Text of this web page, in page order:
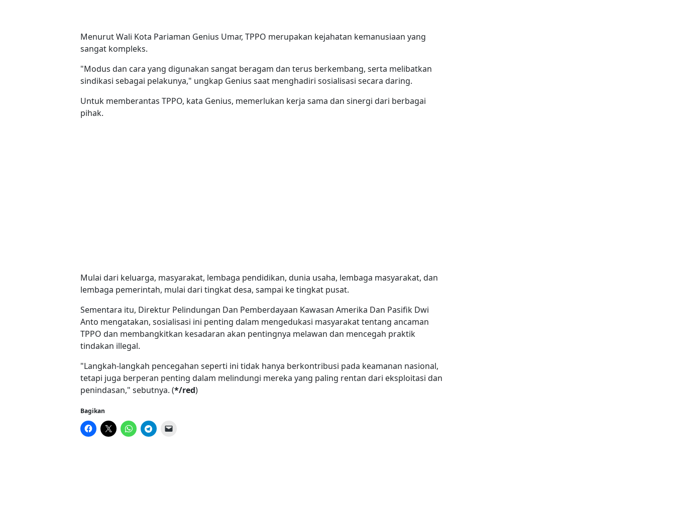
Menurut Wali Kota Pariaman Genius Umar, TPPO merupakan kejahatan kemanusiaan yang
sangat kompleks.
"Modus dan cara yang digunakan sangat beragam dan terus berkembang, serta melibatkan
sindikasi sebagai pelakunya," ungkap Genius saat menghadiri sosialisasi secara daring.
Untuk memberantas TPPO, kata Genius, memerlukan kerja sama dan sinergi dari berbagai
pihak.
Mulai dari keluarga, masyarakat, lembaga pendidikan, dunia usaha, lembaga masyarakat, dan
lembaga pemerintah, mulai dari tingkat desa, sampai ke tingkat pusat.
Sementara itu, Direktur Pelindungan Dan Pemberdayaan Kawasan Amerika Dan Pasifik Dwi
Anto mengatakan, sosialisasi ini penting dalam mengedukasi masyarakat tentang ancaman
TPPO dan membangkitkan kesadaran akan pentingnya melawan dan mencegah praktik
tindakan illegal.
"Langkah-langkah pencegahan seperti ini tidak hanya berkontribusi pada keamanan nasional,
tetapi juga berperan penting dalam melindungi mereka yang paling rentan dari eksploitasi dan
penindasan," sebutnya. (*/red)
Bagikan